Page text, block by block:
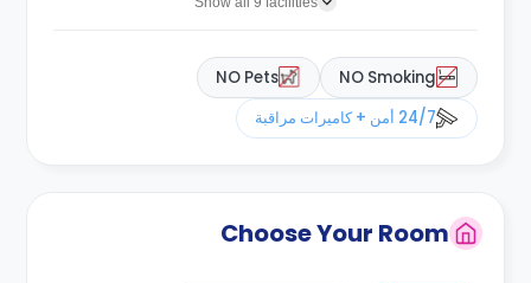
NO Smoking
NO Pets
24/7 أمن + كاميرات مراقبة
Choose Your Room